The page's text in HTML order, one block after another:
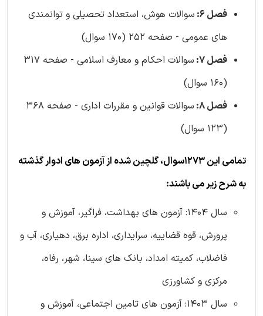
فصل 6:
سوالات هوش، استعداد تحصیلی و توانمندی
های عمومی - صفحه 252 (170 سوال)
فصل 7:
سوالات احکام و معارف اسلامی - صفحه 317
(160 سوال)
فصل 8:
سوالات قوانین و مقررات اداری - صفحه 368
(123 سوال)
تمامی این 1273سوال، گلچین شده از آزمون های ادوار گذشته
به شرح زیر می باشند:
سال 1404: آزمون های بهداشت، فراگیر، آموزش و
پرورش، قوه قضاییه، سرایداری، اداره برق، دهیاری، آب و
فاضلاب، کمیته امداد، بانک های سینا، شهر، رفاه،
مرکزی و کشاورزی
سال 1403: آزمون های تامین اجتماعی، آموزش و